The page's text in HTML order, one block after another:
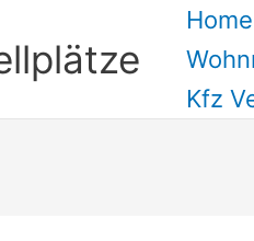
Home
Kfz